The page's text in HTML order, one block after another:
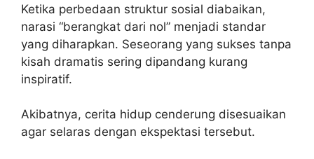
Ketika perbedaan struktur sosial diabaikan,
narasi “berangkat dari nol” menjadi standar
yang diharapkan. Seseorang yang sukses tanpa
kisah dramatis sering dipandang kurang
inspiratif.
Akibatnya, cerita hidup cenderung disesuaikan
agar selaras dengan ekspektasi tersebut.